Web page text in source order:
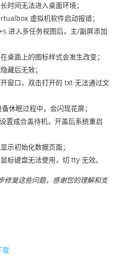
时间无法进入桌面环境；
虚拟机软件启动报错；
进入多任务视图后，主/副屏添加
桌面上的图标样式会发生改变；
藏后无效；
窗口，双击打开的 txt 无法通过文
休眠过程中，会闪现花屏；
置成合盖待机，开盖后系统重启
示初始化数据页面；
标键盘无法使用，切 tty 无效。
修复这些问题，感谢您的理解和支
载